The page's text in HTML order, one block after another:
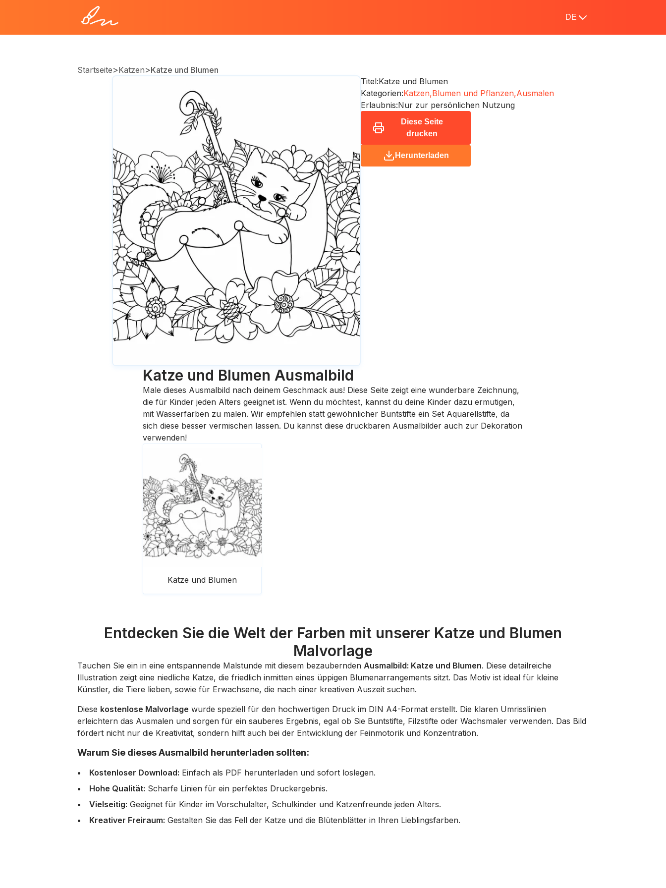
DE
Startseite>Katzen>Katze und Blumen
Titel:Katze und Blumen
Kategorien:Katzen,Blumen und Pflanzen,Ausmalen
Erlaubnis:Nur zur persönlichen Nutzung
Diese Seite
drucken
Herunterladen
Katze und Blumen Ausmalbild
Male dieses Ausmalbild nach deinem Geschmack aus! Diese Seite zeigt eine wunderbare Zeichnung,
die für Kinder jeden Alters geeignet ist. Wenn du möchtest, kannst du deine Kinder dazu ermutigen,
mit Wasserfarben zu malen. Wir empfehlen statt gewöhnlicher Buntstifte ein Set Aquarellstifte, da
sich diese besser vermischen lassen. Du kannst diese druckbaren Ausmalbilder auch zur Dekoration
verwenden!
Katze und Blumen
Entdecken Sie die Welt der Farben mit unserer Katze und Blumen
Malvorlage
Tauchen Sie ein in eine entspannende Malstunde mit diesem bezaubernden Ausmalbild: Katze und Blumen. Diese detailreiche
Illustration zeigt eine niedliche Katze, die friedlich inmitten eines üppigen Blumenarrangements sitzt. Das Motiv ist ideal für kleine
Künstler, die Tiere lieben, sowie für Erwachsene, die nach einer kreativen Auszeit suchen.
Diese kostenlose Malvorlage wurde speziell für den hochwertigen Druck im DIN A4-Format erstellt. Die klaren Umrisslinien
erleichtern das Ausmalen und sorgen für ein sauberes Ergebnis, egal ob Sie Buntstifte, Filzstifte oder Wachsmaler verwenden. Das Bild
fördert nicht nur die Kreativität, sondern hilft auch bei der Entwicklung der Feinmotorik und Konzentration.
Warum Sie dieses Ausmalbild herunterladen sollten:
Kostenloser Download: Einfach als PDF herunterladen und sofort loslegen.
Hohe Qualität: Scharfe Linien für ein perfektes Druckergebnis.
Vielseitig: Geeignet für Kinder im Vorschulalter, Schulkinder und Katzenfreunde jeden Alters.
Kreativer Freiraum: Gestalten Sie das Fell der Katze und die Blütenblätter in Ihren Lieblingsfarben.